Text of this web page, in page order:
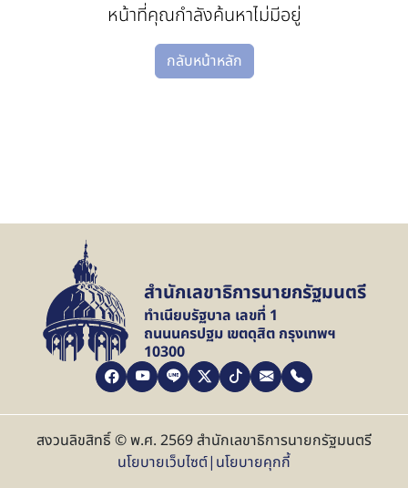
หน้าที่คุณกำลังค้นหาไม่มีอยู่
กลับหน้าหลัก
สำนักเลขาธิการนายกรัฐมนตรี
ทำเนียบรัฐบาล เลขที่ 1
ถนนนครปฐม เขตดุสิต กรุงเทพฯ
10300
สงวนลิขสิทธิ์ © พ.ศ. 2569 สำนักเลขาธิการนายกรัฐมนตรี
นโยบายเว็บไซต์| นโยบายคุกกี้